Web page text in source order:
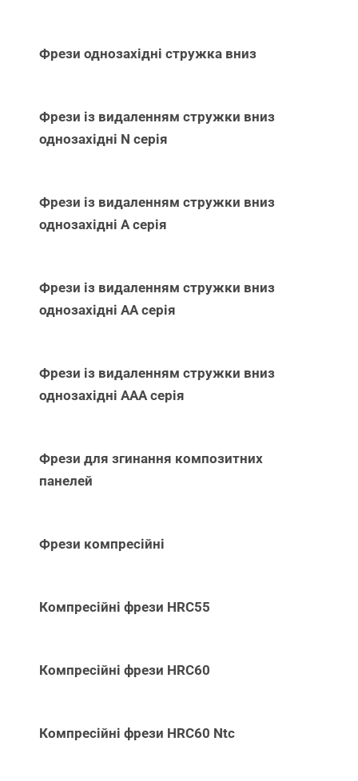
Фрези однозахідні стружка вниз
Фрези із видаленням стружки вниз
однозахідні N серія
Фрези із видаленням стружки вниз
однозахідні А серія
Фрези із видаленням стружки вниз
однозахідні АА серія
Фрези із видаленням стружки вниз
однозахідні ААА серія
Фрези для згинання композитних
панелей
Фрези компресійні
Компресійні фрези HRC55
Компресійні фрези HRC60
Компресійні фрези HRC60 Ntc